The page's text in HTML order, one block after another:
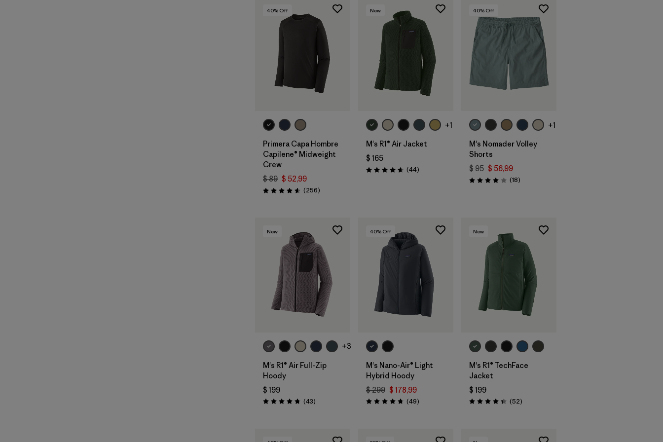
40% Off
Primera Capa Hombre
Capilene® Midweight
Crew
$ 89 $ 52,99
Valoración: 4.6 / 5
(256Comentarios
)
New
+1
M's R1® Air Jacket
$ 165
Valoración: 4.7 / 5
(44Comentarios
)
40% Off
+1
M's Nomader Volley
Shorts
$ 95 $ 56,99
Valoración: 4.0 / 5
(18Comentarios
)
New
+3
M's R1® Air Full-Zip
Hoody
$ 199
Valoración: 4.7 / 5
(43Comentarios
)
40% Off
M's Nano-Air® Light
Hybrid Hoody
$ 299 $ 178,99
Valoración: 4.8 / 5
(49Comentarios
)
New
M's R1® TechFace
Jacket
$ 199
Valoración: 4.3 / 5
(52Comentarios
)